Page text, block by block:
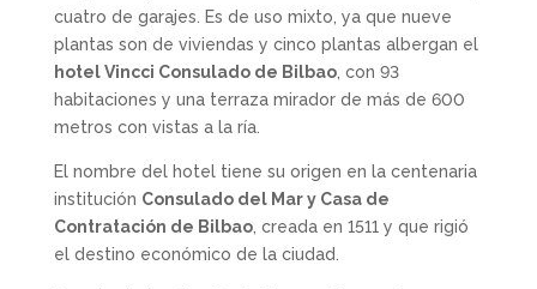
cuatro de garajes. Es de uso mixto, ya que nueve
plantas son de viviendas y cinco plantas albergan el
hotel Vincci Consulado de Bilbao, con 93
habitaciones y una terraza mirador de más de 600
metros con vistas a la ría.
El nombre del hotel tiene su origen en la centenaria
institución Consulado del Mar y Casa de
Contratación de Bilbao, creada en 1511 y que rigió
el destino económico de la ciudad.